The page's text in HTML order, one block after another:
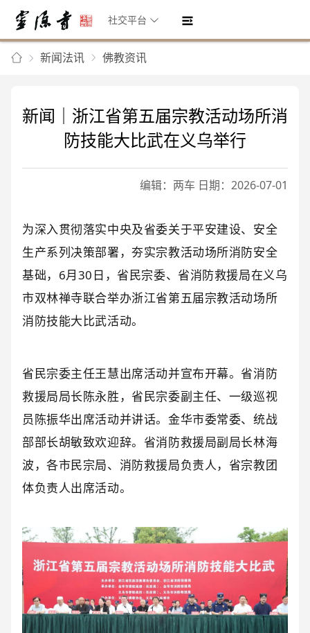
社交平台
新闻法讯 佛教资讯
新闻｜浙江省第五届宗教活动场所消
防技能大比武在义乌举行
编辑：两车 日期：2026-07-01
为深入贯彻落实中央及省委关于平安建设、安全
生产系列决策部署，夯实宗教活动场所消防安全
基础，6月30日，省民宗委、省消防救援局在义乌
市双林禅寺联合举办浙江省第五届宗教活动场所
消防技能大比武活动。
省民宗委主任王慧出席活动并宣布开幕。省消防
救援局局长陈永胜，省民宗委副主任、一级巡视
员陈振华出席活动并讲话。金华市委常委、统战
部部长胡敏致欢迎辞。省消防救援局副局长林海
波，各市民宗局、消防救援局负责人，省宗教团
体负责人出席活动。